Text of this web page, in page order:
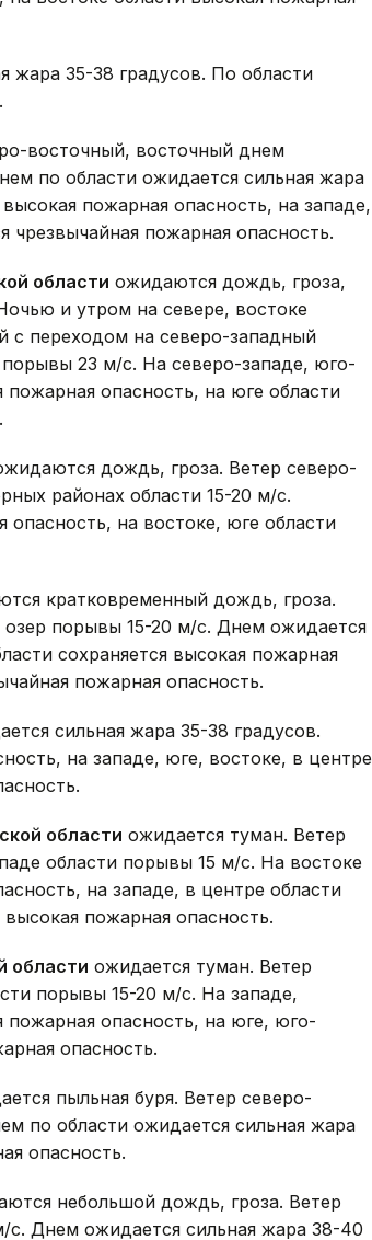
жара 35-38 градусов. По области
восточный, восточный днем
по области ожидается сильная жара
пожарная опасность, на западе,
чрезвычайная пожарная опасность.
области ожидаются дождь, гроза,
и утром на севере, востоке
с переходом на северо-западный
порывы 23 м/с. На северо-западе, юго-
пожарная опасность, на юге области
дождь, гроза. Ветер северо-
районах области 15-20 м/с.
опасность, на востоке, юге области
кратковременный дождь, гроза.
порывы 15-20 м/с. Днем ожидается
сохраняется высокая пожарная
пожарная опасность.
сильная жара 35-38 градусов.
на западе, юге, востоке, в центре
области ожидается туман. Ветер
области порывы 15 м/с. На востоке
на западе, в центре области
пожарная опасность.
области ожидается туман. Ветер
порывы 15-20 м/с. На западе,
пожарная опасность, на юге, юго-
опасность.
пыльная буря. Ветер северо-
по области ожидается сильная жара
опасность.
небольшой дождь, гроза. Ветер
Днем ожидается сильная жара 38-40